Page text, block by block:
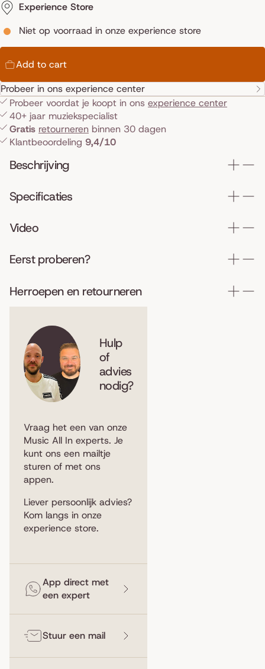
Experience Store
Niet op voorraad in onze experience store
Add to cart
Probeer in ons experience center
Probeer voordat je koopt in ons experience center
40+ jaar muziekspecialist
Gratis retourneren binnen 30 dagen
Klantbeoordeling 9,4/10
Beschrijving
Specificaties
Video
Eerst proberen?
Herroepen en retourneren
Hulp
of
advies
nodig?
Vraag het een van onze
Music All In experts. Je
kunt ons een mailtje
sturen of met ons
appen.
Liever persoonlijk advies?
Kom langs in onze
experience store.
App direct met
een expert
Stuur een mail